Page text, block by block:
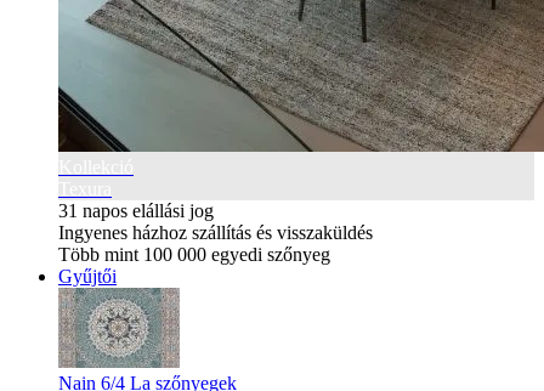
31 napos elállási jog
Ingyenes házhoz szállítás és visszaküldés
Több mint 100 000 egyedi szőnyeg
Gyűjtői
Nain 6/4 La szőnyegek